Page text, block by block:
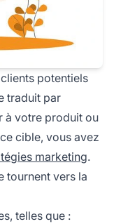
potentiels
traduit par
à votre produit ou
cible, vous avez
marketing.
tournent vers la
telles que :